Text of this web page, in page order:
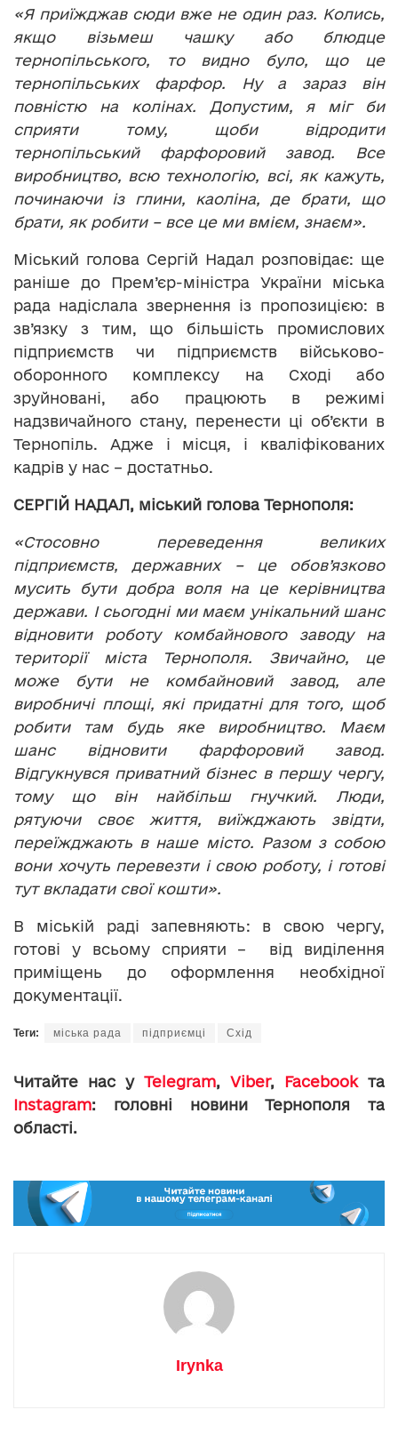
«Я приїжджав сюди вже не один раз. Колись,
якщо візьмеш чашку або блюдце
тернопільського, то видно було, що це
тернопільських фарфор. Ну а зараз він
повністю на колінах. Допустим, я міг би
сприяти тому, щоби відродити
тернопільський фарфоровий завод. Все
виробництво, всю технологію, всі, як кажуть,
починаючи із глини, каоліна, де брати, що
брати, як робити – все це ми вмієм, знаєм».
Міський голова Сергій Надал розповідає: ще
раніше до Прем’єр-міністра України міська
рада надіслала звернення із пропозицією: в
зв’язку з тим, що більшість промислових
підприємств чи підприємств військово-
оборонного комплексу на Сході або
зруйновані, або працюють в режимі
надзвичайного стану, перенести ці об’єкти в
Тернопіль. Адже і місця, і кваліфікованих
кадрів у нас – достатньо.
СЕРГІЙ НАДАЛ, міський голова Тернополя:
«Стосовно переведення великих
підприємств, державних – це обов’язково
мусить бути добра воля на це керівництва
держави. І сьогодні ми маєм унікальний шанс
відновити роботу комбайнового заводу на
території міста Тернополя. Звичайно, це
може бути не комбайновий завод, але
виробничі площі, які придатні для того, щоб
робити там будь яке виробництво. Маєм
шанс відновити фарфоровий завод.
Відгукнувся приватний бізнес в першу чергу,
тому що він найбільш гнучкий. Люди,
рятуючи своє життя, виїжджають звідти,
переїжджають в наше місто. Разом з собою
вони хочуть перевезти і свою роботу, і готові
тут вкладати свої кошти».
В міській раді запевняють: в свою чергу,
готові у всьому сприяти – від виділення
приміщень до оформлення необхідної
документації.
Теги: міська рада підприємці Схід
Читайте нас у Telegram, Viber, Facebookта
Instagram: головні новини Тернополя та
області.
Irynka